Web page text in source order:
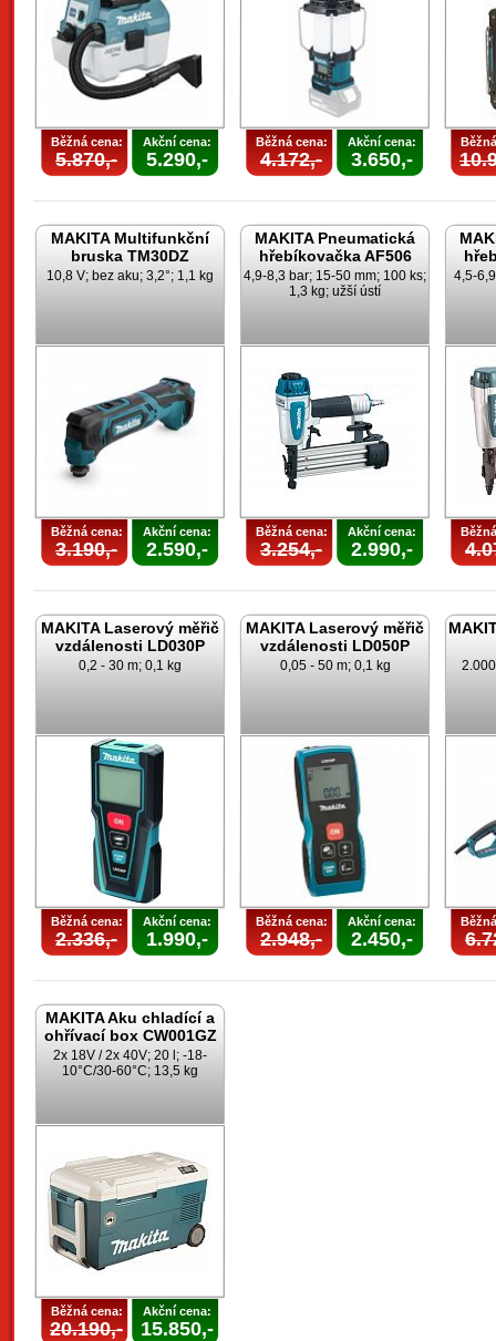
Běžná cena:
5.870,-
Akční cena:
5.290,-
Běžná cena:
4.172,-
Akční cena:
3.650,-
MAKITA Multifunkční
bruska TM30DZ
10,8 V; bez aku; 3,2°; 1,1 kg
Běžná cena:
3.190,-
Akční cena:
2.590,-
MAKITA Pneumatická
hřebíkovačka AF506
4,9-8,3 bar; 15-50 mm; 100 ks;
1,3 kg; užší ústí
Běžná cena:
3.254,-
Akční cena:
2.990,-
4,5-
MAKITA Laserový měřič
vzdálenosti LD030P
0,2 - 30 m; 0,1 kg
Běžná cena:
2.336,-
Akční cena:
1.990,-
MAKITA Laserový měřič
vzdálenosti LD050P
0,05 - 50 m; 0,1 kg
Běžná cena:
2.948,-
Akční cena:
2.450,-
MAKITA Aku chladící a
ohřívací box CW001GZ
2x 18V / 2x 40V; 20 l; -18-
10°C/30-60°C; 13,5 kg
Běžná cena:
20.190,-
Akční cena:
15.850,-